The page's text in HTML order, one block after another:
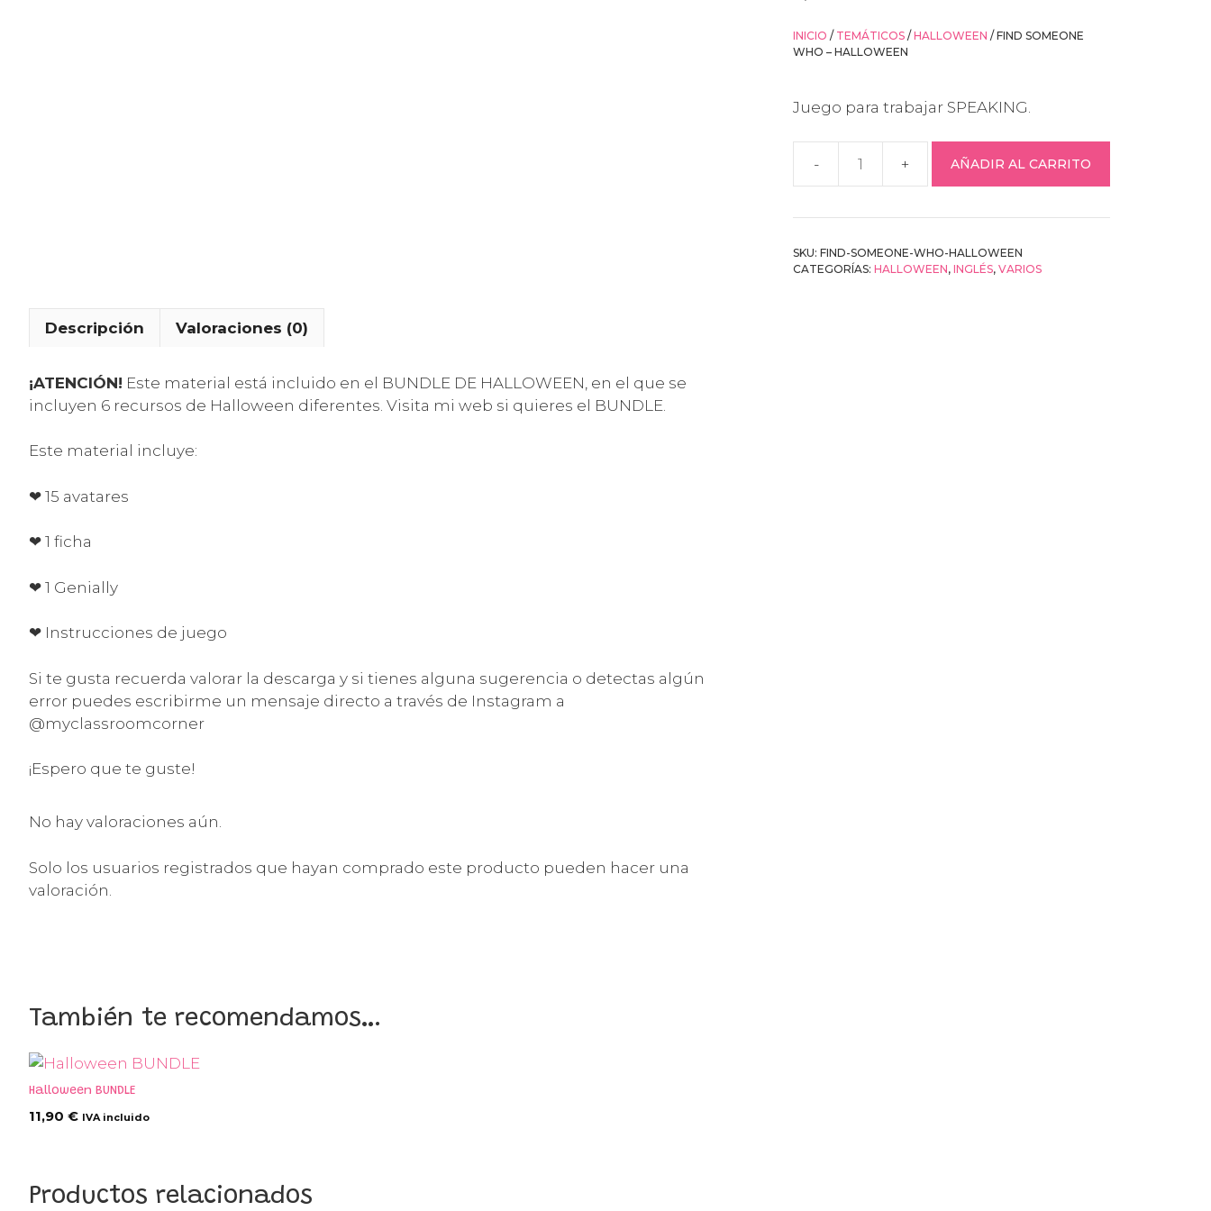
INICIO / TEMÁTICOS /HALLOWEEN / FIND SOMEONE
WHO – HALLOWEEN
Juego para trabajar SPEAKING.
who
Halloween
AÑADIR AL CARRITO
SKU: FIND-SOMEONE-WHO-HALLOWEEN
CATEGORÍAS: HALLOWEEN, INGLÉS, VARIOS
Descripción Valoraciones (0)
¡ATENCIÓN! Este material está incluido en el BUNDLE DE HALLOWEEN, en el que se
incluyen 6 recursos de Halloween diferentes. Visita mi web si quieres el BUNDLE.
Este material incluye:
❤ 15 avatares
❤ 1 ficha
❤ 1 Genially
❤ Instrucciones de juego
Si te gusta recuerda valorar la descarga y si tienes alguna sugerencia o detectas algún
error puedes escribirme un mensaje directo a través de Instagram a
@myclassroomcorner
¡Espero que te guste!
No hay valoraciones aún.
Solo los usuarios registrados que hayan comprado este producto pueden hacer una
valoración.
También te recomendamos…
Halloween BUNDLE
11,90 € IVA incluido
Productos relacionados